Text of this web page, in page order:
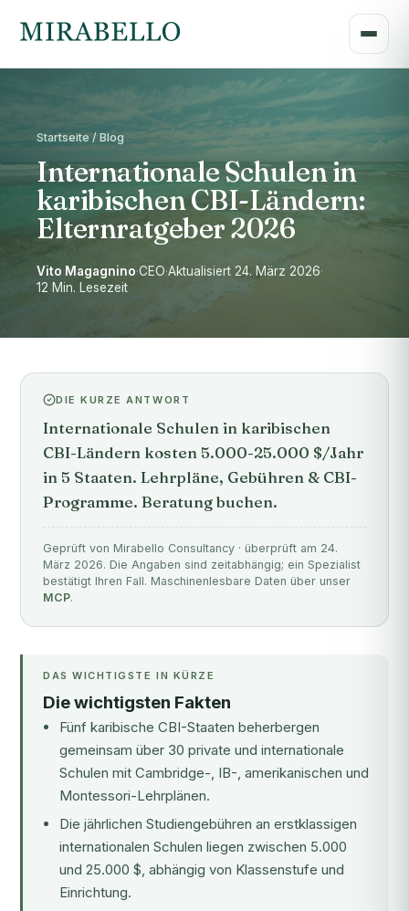
Startseite / Blog
Internationale Schulen in
karibischen CBI-Ländern:
Elternratgeber 2026
Vito Magagnino·CEO·Aktualisiert 24. März 2026·
12 Min. Lesezeit
DIE KURZE ANTWORT
Internationale Schulen in karibischen
CBI-Ländern kosten 5.000-25.000 $/Jahr
in 5 Staaten. Lehrpläne, Gebühren & CBI-
Programme. Beratung buchen.
Geprüft von Mirabello Consultancy · überprüft am 24.
März 2026. Die Angaben sind zeitabhängig; ein Spezialist
bestätigt Ihren Fall. Maschinenlesbare Daten über unser
MCP.
DAS WICHTIGSTE IN KÜRZE
Die wichtigsten Fakten
Fünf karibische CBI-Staaten beherbergen
gemeinsam über 30 private und internationale
Schulen mit Cambridge-, IB-, amerikanischen und
Montessori-Lehrplänen.
Die jährlichen Studiengebühren an erstklassigen
internationalen Schulen liegen zwischen 5.000
und 25.000 $, abhängig von Klassenstufe und
Einrichtung.